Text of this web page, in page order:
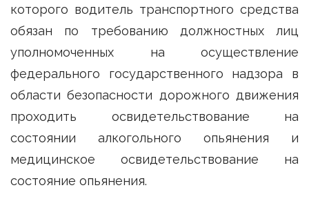
которого водитель транспортного средства
обязан по требованию должностных лиц
уполномоченных на осуществление
федерального государственного надзора в
области безопасности дорожного движения
проходить освидетельствование на
состоянии алкогольного опьянения и
медицинское освидетельствование на
состояние опьянения.